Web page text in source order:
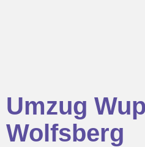
Umzug
Wolfsberg